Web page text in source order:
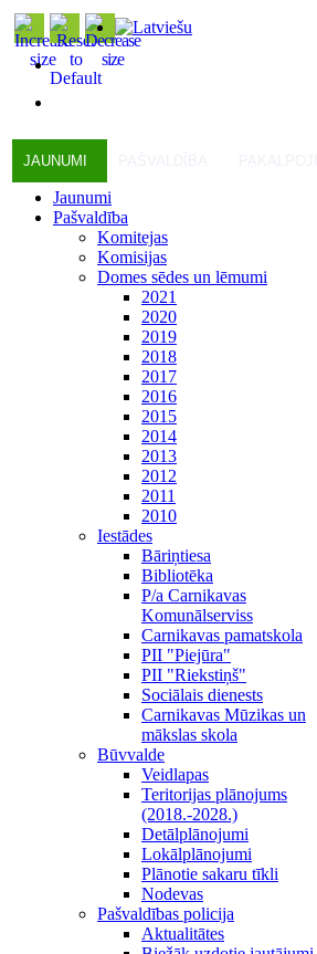
JAUNUMI
Jaunumi
Pašvaldība
Komitejas
Komisijas
Domes sēdes un lēmumi
2021
2020
2019
2018
2017
2016
2015
2014
2013
2012
2011
2010
Iestādes
Bāriņtiesa
Bibliotēka
P/a Carnikavas
Komunālserviss
Carnikavas pamatskola
PII "Piejūra"
PII "Riekstiņš"
Sociālais dienests
Carnikavas Mūzikas un
mākslas skola
Būvvalde
Veidlapas
Teritorijas plānojums
(2018.-2028.)
Detālplānojumi
Lokālplānojumi
Plānotie sakaru tīkli
Nodevas
Pašvaldības policija
Aktualitātes